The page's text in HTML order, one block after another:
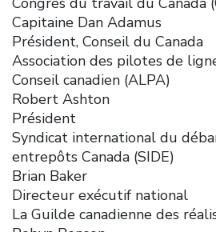
Capitaine Dan Adamus
Président, Conseil du Canada
Association des pilotes de
Conseil canadien (ALPA)
Robert Ashton
Président
Syndicat international du
entrepôts Canada (SIDE)
Brian Baker
Directeur exécutif national
La Guilde canadienne des